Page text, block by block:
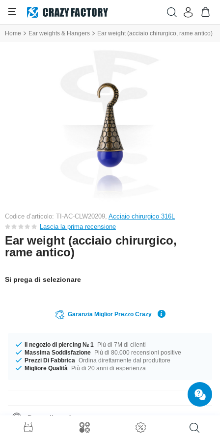
Home Ear weights & Hangers Ear weight (acciaio chirurgico, rame antico)
Codice d’articolo: TI-AC-CLW20209, Acciaio chirurgico 316L
Lascia la prima recensione
Ear weight (acciaio chirurgico,
rame antico)
Si prega di selezionare
Garanzia Miglior Prezzo Crazy
Il negozio di piercing № 1
Più di 7M di clienti
Massima Soddisfazione Più di 80.000 recensioni positive
Prezzi Di Fabbrica Ordina direttamente dal produttore
Migliore Qualità
Più di 20 anni di esperienza
Dettagli prodotto
Questo articolo ti aspetta nella misura 4 mm. Un stupendo prodotto come